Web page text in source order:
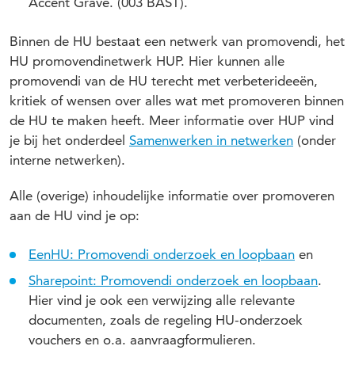
Binnen de HU bestaat een netwerk van promovendi, het
HU promovendinetwerk HUP. Hier kunnen alle
promovendi van de HU terecht met verbeterideeën,
kritiek of wensen over alles wat met promoveren binnen
de HU te maken heeft. Meer informatie over HUP vind
je bij het onderdeel Samenwerken in netwerken (onder
interne netwerken).
Alle (overige) inhoudelijke informatie over promoveren
aan de HU vind je op:
EenHU: Promovendi onderzoek en loopbaan en
Sharepoint: Promovendi onderzoek en loopbaan.
Hier vind je ook een verwijzing alle relevante
documenten, zoals de regeling HU-onderzoek
vouchers en o.a. aanvraagformulieren.